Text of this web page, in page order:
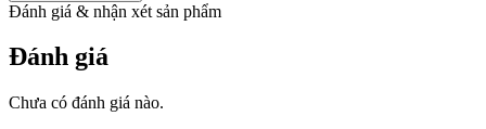
Đánh giá & nhận xét sản phẩm
Đánh giá
Chưa có đánh giá nào.